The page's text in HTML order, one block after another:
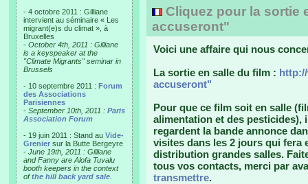
- 4 octobre 2011 : Gilliane
intervient au séminaire « Les
migrant(e)s du climat », à
Bruxelles
- October 4th, 2011 : Gilliane
is a keyspeaker at the
"Climate Migrants" seminar in
Brussels
- 10 septembre 2011 : Forum
des Associations
Parisiennes
- September 10th, 2011 : Paris
Association Forum
- 19 juin 2011 : Stand au Vide-
Grenier sur la Butte Bergeyre
- June 19th, 2011 : Gilliane
and Fanny are Alofa Tuvalu
booth keepers in the context
ofthe hill back yard sale
Cliquez pour la sortie
accuseront"
Voici une affaire qui nous
La sortie en salle du film :
accuseront"
Pour que ce film soit en salle
alimentation et des pesticides),
regardent la bande annonce
visites dans les 2 jours qui fera
distribution grandes salles.
tous vos contacts, merci par
transmettre.